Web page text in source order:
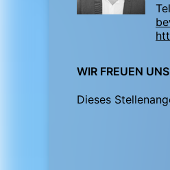
WIR FREUEN
Dieses